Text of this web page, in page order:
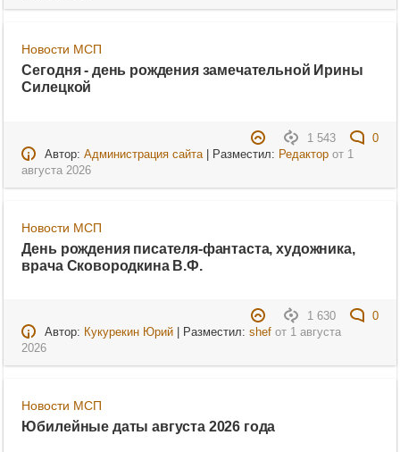
Новости МСП
Сегодня - день рождения замечательной Ирины
Силецкой
1 543
0
Автор: Администрация сайта| Разместил: Редакторот 1
августа 2026
Новости МСП
День рождения писателя-фантаста, художника,
врача Сковородкина В.Ф.
1 630
0
Автор: Кукурекин Юрий| Разместил: shefот 1 августа
2026
Новости МСП
Юбилейные даты августа 2026 года